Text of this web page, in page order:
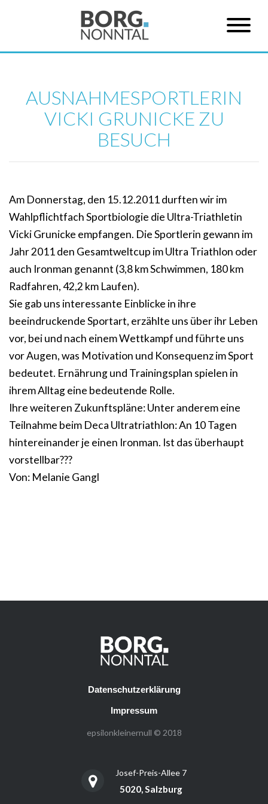
AUSNAHMESPORTLERIN
VICKI GRUNICKE ZU
BESUCH
Am Donnerstag, den 15.12.2011 durften wir im
Wahlpflichtfach Sportbiologie die Ultra-Triathletin
Vicki Grunicke empfangen. Die Sportlerin gewann im
Jahr 2011 den Gesamtweltcup im Ultra Triathlon oder
auch Ironman genannt (3,8 km Schwimmen, 180 km
Radfahren, 42,2 km Laufen).
Sie gab uns interessante Einblicke in ihre
beeindruckende Sportart, erzählte uns über ihr Leben
vor, bei und nach einem Wettkampf und führte uns
vor Augen, was Motivation und Konsequenz im Sport
bedeutet. Ernährung und Trainingsplan spielen in
ihrem Alltag eine bedeutende Rolle.
Ihre weiteren Zukunftspläne: Unter anderem eine
Teilnahme beim Deca Ultratriathlon: An 10 Tagen
hintereinander je einen Ironman. Ist das überhaupt
vorstellbar???
Von: Melanie Gangl
Datenschutzerklärung
Impressum
epsilonkleinernull © 2018
Josef-Preis-Allee 7
5020, Salzburg